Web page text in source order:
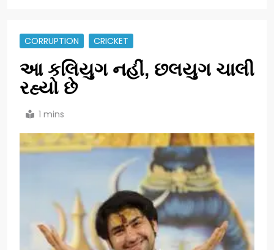
CORRUPTION CRICKET
આ કલિયુગ નહીં, છલયુગ ચાલી
રહ્યો છે
1 mins